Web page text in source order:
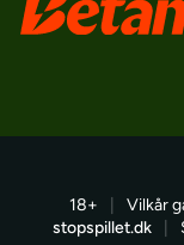
18+ Vilkår
stopspillet.dk